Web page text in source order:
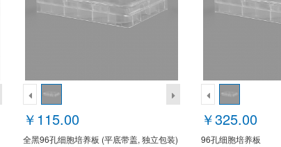
￥115.00
全黑96孔细胞培养板 (平底带盖, 独立包装)
￥325.00
96孔细胞培养板